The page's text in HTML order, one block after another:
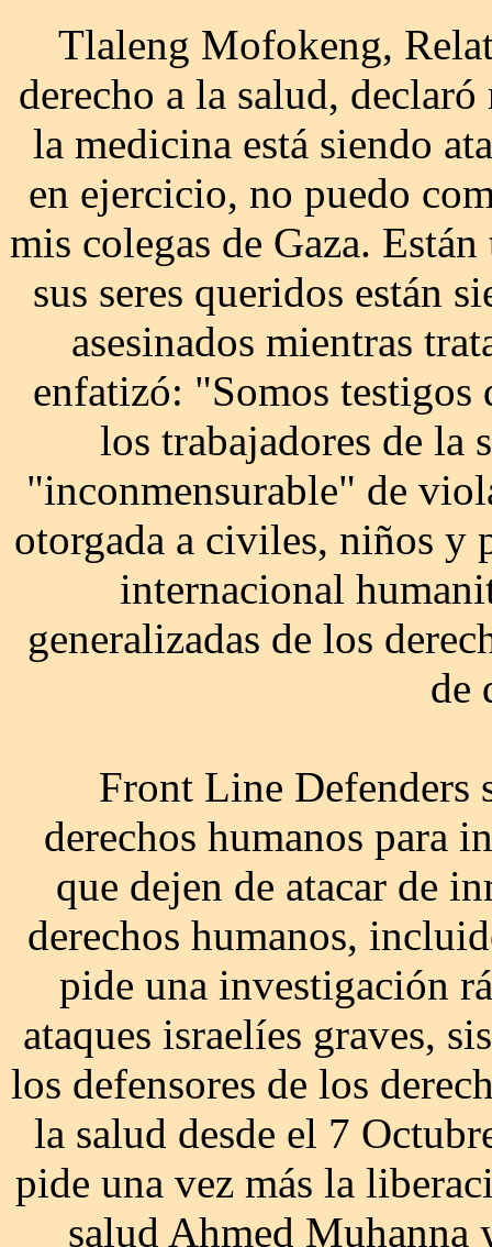
Tlaleng Mofokeng,
derecho a la salud,
la medicina está siendo
en ejercicio, no puedo
mis colegas de Gaza.
sus seres queridos están
asesinados mientras
enfatizó: "Somos testigos
los trabajadores de la
"inconmensurable" de
otorgada a civiles, niños y
internacional
generalizadas de los
de
Front Line Defenders
derechos humanos para
que dejen de atacar de
derechos humanos,
pide una investigación
ataques israelíes graves,
los defensores de los
la salud desde el 7
pide una vez más la
salud Ahmed Muhanna